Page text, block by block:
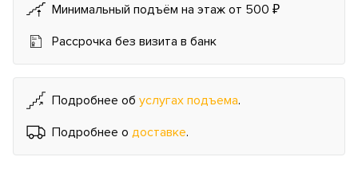
Минимальный подъём на этаж от 500 ₽
Рассрочка без визита в банк
Подробнее об услугах подъема.
Подробнее о доставке.